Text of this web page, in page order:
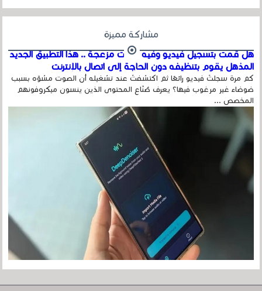
مشاركة مميزة
هل قمت بتسجيل فيديو وفيه أصوت مزعجة .. هذا التطبيق الجديد
المذهل يقوم بتنظيفه دون الحاجة إلى اتصال بالإنترنت
كم مرة سجلتَ فيديو رائعًا ثم اكتشفتَ عند تشغيله أن الصوت مشوّه بسبب
ضوضاء غير مرغوب فيها؟ يعرف صُنّاع المحتوى الذين ينسون ميكروفونهم
المخصص ...